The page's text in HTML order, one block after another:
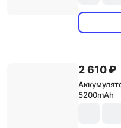
2 610 ₽
5200mAh